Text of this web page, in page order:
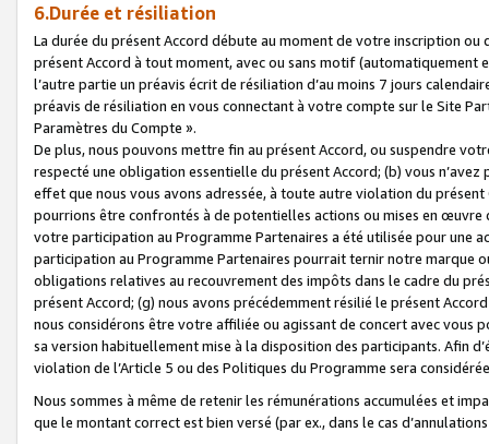
6.Durée et résiliation
La durée du présent Accord débute au moment de votre inscription
présent Accord à tout moment, avec ou sans motif (automatiquement
l’autre partie un préavis écrit de résiliation d’au moins 7 jours
préavis de résiliation en vous connectant à votre compte sur le Site
Paramètres du Compte ».
De plus, nous pouvons mettre fin au présent Accord, ou suspendre
respecté une obligation essentielle du présent Accord; (b) vous
effet que nous vous avons adressée, à toute autre violation du
pourrions être confrontés à de potentielles actions ou mises en
votre participation au Programme Partenaires a été utilisée pour une
participation au Programme Partenaires pourrait ternir notre marque
obligations relatives au recouvrement des impôts dans le cadre du
présent Accord; (g) nous avons précédemment résilié le présent
nous considérons être votre affiliée ou agissant de concert avec vous
sa version habituellement mise à la disposition des participants. Afin
violation de l’Article 5 ou des Politiques du Programme sera
Nous sommes à même de retenir les rémunérations accumulées et
que le montant correct est bien versé (par ex., dans le cas